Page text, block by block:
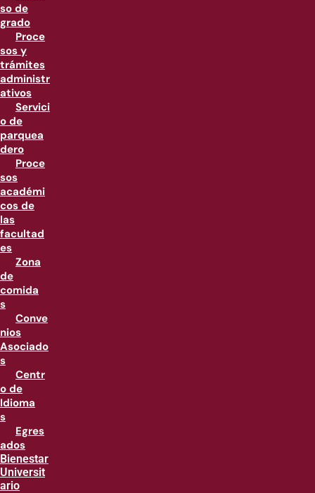
so de
grado
Proce
sos y
trámites
administr
ativos
Servici
o de
parquea
dero
Proce
sos
académi
cos de
las
facultad
es
Zona
de
comida
s
Conve
nios
Asociado
s
Centr
o de
Idioma
s
Egres
ados
Bienestar
Universit
ario